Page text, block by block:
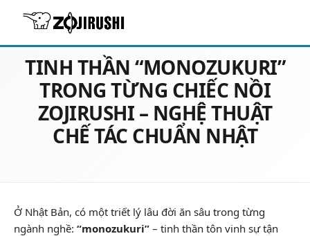
TINH THẦN “MONOZUKURI”
TRONG TỪNG CHIẾC NỒI
ZOJIRUSHI – NGHỆ THUẬT
CHẾ TÁC CHUẨN NHẬT
Ở Nhật Bản, có một triết lý lâu đời ăn sâu trong từng
ngành nghề: “monozukuri” – tinh thần tôn vinh sự tận